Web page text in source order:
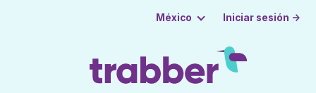
México Iniciar sesión →